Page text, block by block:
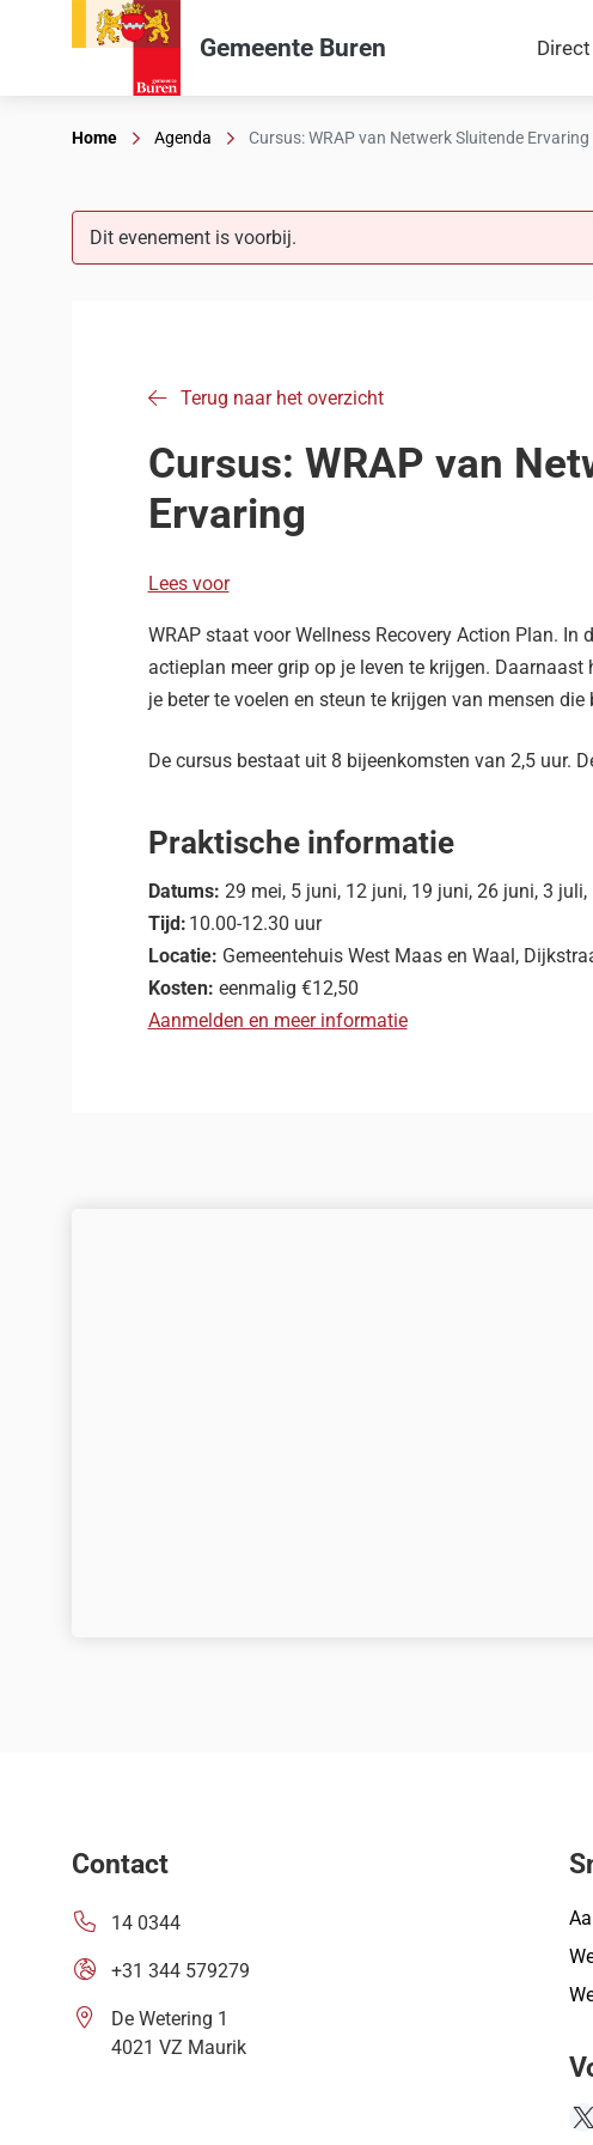
Gemeente Buren
Home Agenda Cursus: WRAP van Netwerk Sluitende Ervaring
Dit evenement is voorbij.
Terug naar het overzicht
Cursus: WRAP van
Ervaring
Lees voor
WRAP staat voor Wellness Recovery Action Plan. In
actieplan meer grip op je leven te krijgen.
je beter te voelen en steun te krijgen van mensen
De cursus bestaat uit 8 bijeenkomsten van 2,5 uur.
Praktische informatie
Datums: 29 mei, 5 juni, 12 juni, 19 juni, 26 juni, 3
Tijd: 10.00-12.30 uur
Locatie: Gemeentehuis West Maas en Waal,
Kosten: eenmalig €12,50
Aanmelden en meer informatie
Contact
14 0344
+31 344 579279
De Wetering 1
4021 VZ Maurik
X